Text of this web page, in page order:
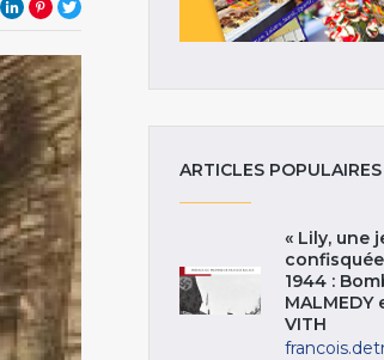
ARTICLES
« Lily, une
1944 :
MALMEDY
VITH